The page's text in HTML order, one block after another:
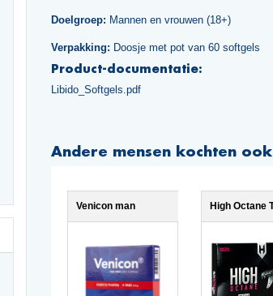
Doelgroep: Mannen en vrouwen (18+)
Verpakking: Doosje met pot van 60 softgels
Product-documentatie:
Libido_Softgels.pdf
Andere mensen kochten
Venicon man High Octane